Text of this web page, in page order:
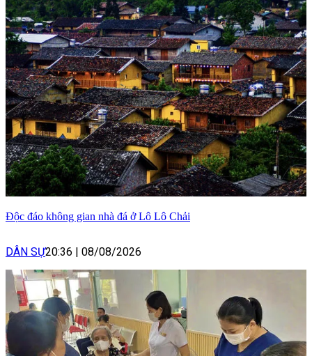
Độc đáo không gian nhà đá ở Lô Lô Chải
DÂN SỰ20:36 08/08/2026